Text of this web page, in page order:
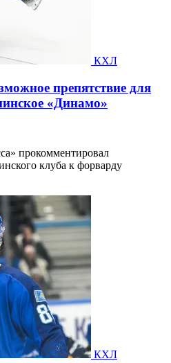
КХЛ
препятствие для
«Динамо»
прокомментировал
клуба к форварду
КХЛ